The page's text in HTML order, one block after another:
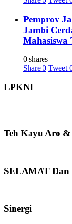
Pemprov
Jambi
Mahasiswa
0 shares
Share 0 Tweet
LPKNI
Teh Kayu Aro
SELAMAT Dan
Sinergi